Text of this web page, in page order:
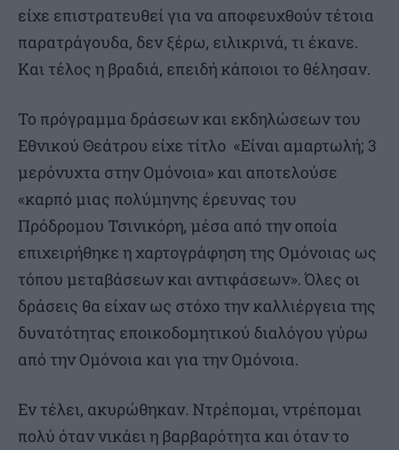
είχε επιστρατευθεί για να αποφευχθούν τέτοια
παρατράγουδα, δεν ξέρω, ειλικρινά, τι έκανε.
Και τέλος η βραδιά, επειδή κάποιοι το θέλησαν.
Το πρόγραμμα δράσεων και εκδηλώσεων του
Εθνικού Θεάτρου είχε τίτλο «Είναι αμαρτωλή; 3
μερόνυχτα στην Ομόνοια» και αποτελούσε
«καρπό μιας πολύμηνης έρευνας του
Πρόδρομου Τσινικόρη, μέσα από την οποία
επιχειρήθηκε η χαρτογράφηση της Ομόνοιας ως
τόπου μεταβάσεων και αντιφάσεων». Όλες οι
δράσεις θα είχαν ως στόχο την καλλιέργεια της
δυνατότητας εποικοδομητικού διαλόγου γύρω
από την Ομόνοια και για την Ομόνοια.
Εν τέλει, ακυρώθηκαν. Ντρέπομαι, ντρέπομαι
πολύ όταν νικάει η βαρβαρότητα και όταν το